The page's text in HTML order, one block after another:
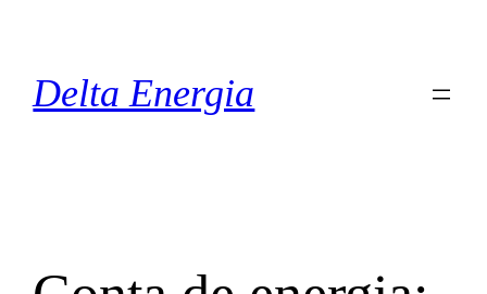
conteúdo
Delta Energia